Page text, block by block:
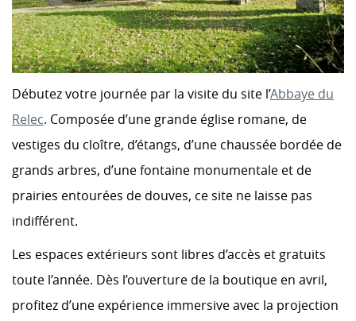
Débutez votre journée par la visite du site l’Abbaye du
Relec. Composée d’une grande église romane, de
vestiges du cloître, d’étangs, d’une chaussée bordée de
grands arbres, d’une fontaine monumentale et de
prairies entourées de douves, ce site ne laisse pas
indifférent.
Les espaces extérieurs sont libres d’accès et gratuits
toute l’année. Dès l’ouverture de la boutique en avril,
profitez d’une expérience immersive avec la projection